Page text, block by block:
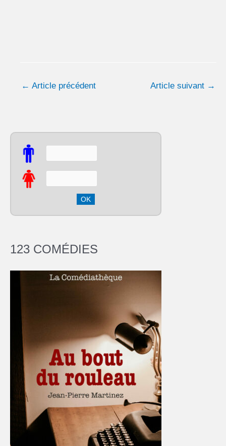
← Article précédent Article suivant →
123 COMÉDIES